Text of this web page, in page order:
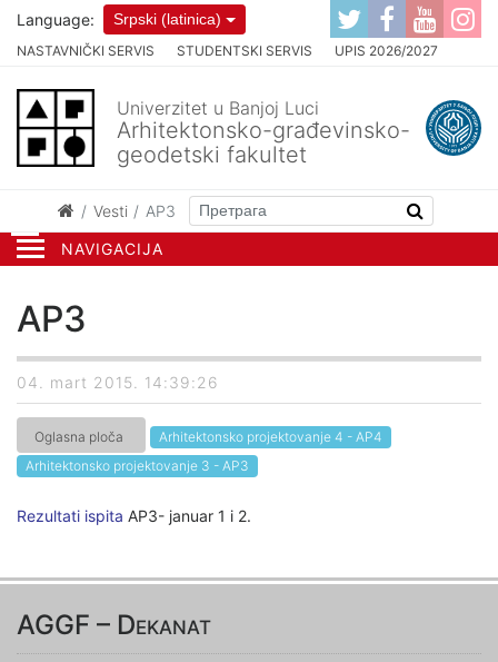
NAVIGACIJA
NASTAVNIČKI SERVIS STUDENTSKI SERVIS UPIS 2026/2027
Language: Srpski (latinica)
Univerzitet u Banjoj Luci
Arhitektonsko-građevinsko-
geodetski fakultet
Vesti AP3
AP3
04. mart 2015. 14:39:26
Oglasna ploča
Arhitektonsko projektovanje 4 - AP4
Arhitektonsko projektovanje 3 - AP3
Rezultati ispita AP3- januar 1 i 2.
AGGF – Dekanat